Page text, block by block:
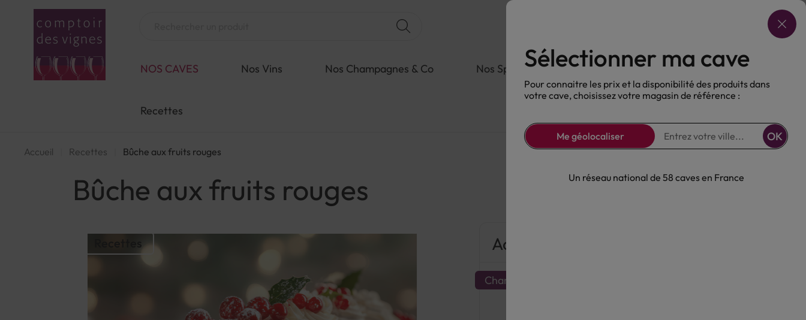
Choisir ma cave
NOS CAVES Nos Vins Nos Champagnes & Co Nos Spiritueux Nos Bières Sans alcool
Recettes
Accueil Recettes Bûche aux fruits rouges
Bûche aux fruits rouges
Accords Mets-Vins
Champagne
Sélectionner ma cave
Pour connaitre les prix et la disponibilité des produits dans
votre cave, choisissez votre magasin de référence :
Me géolocaliser OK
Un réseau national de 58 caves en France